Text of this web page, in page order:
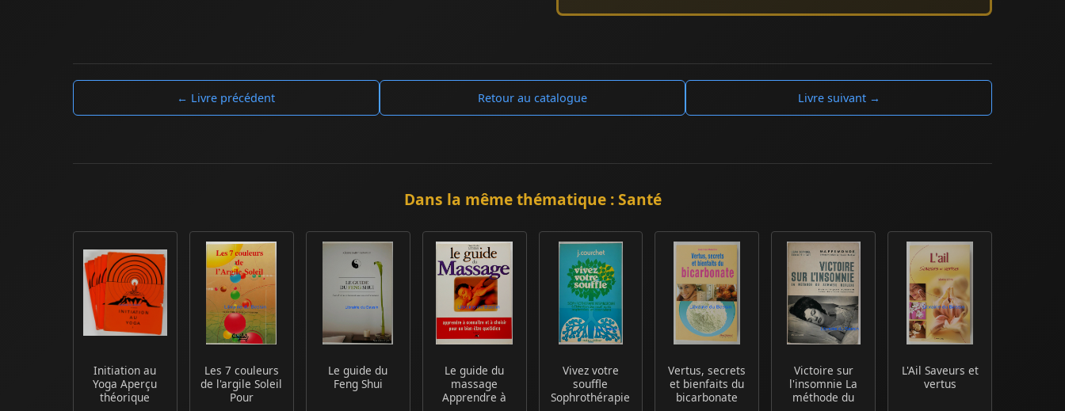
← Livre précédent Retour au catalogue Livre suivant →
Dans la même thématique : Santé
Initiation au
Yoga Aperçu
théorique
Les 7 couleurs
de l'argile Soleil
Pour
Le guide du
Feng Shui
Le guide du
massage
Apprendre à
Vivez votre
souffle
Sophrothérapie
Vertus, secrets
et bienfaits du
bicarbonate
Victoire sur
l'insomnie La
méthode du
L'Ail Saveurs et
vertus